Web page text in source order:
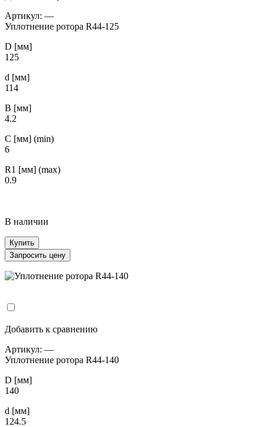
Артикул: —
Уплотнение ротора R44-125
D [мм]
125
d [мм]
114
B [мм]
4.2
С [мм] (min)
6
R1 [мм] (max)
0.9
В наличии
Купить
Запросить цену
Добавить к сравнению
Артикул: —
Уплотнение ротора R44-140
D [мм]
140
d [мм]
124.5